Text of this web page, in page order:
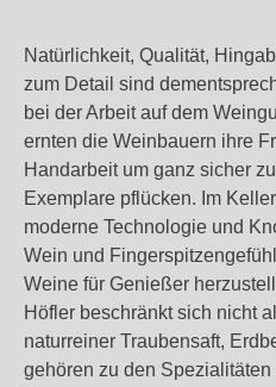
Natürlichkeit, Qualität,
zum Detail sind
bei der Arbeit auf dem
ernten die Weinbauern ihre
Handarbeit um ganz sicher
Exemplare pflücken. Im
moderne Technologie und
Wein und
Weine für Genießer
Höfler beschränkt sich nicht
naturreiner Traubensaft,
gehören zu den